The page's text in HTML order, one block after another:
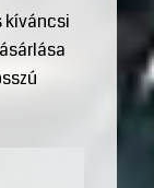
kíváncsi